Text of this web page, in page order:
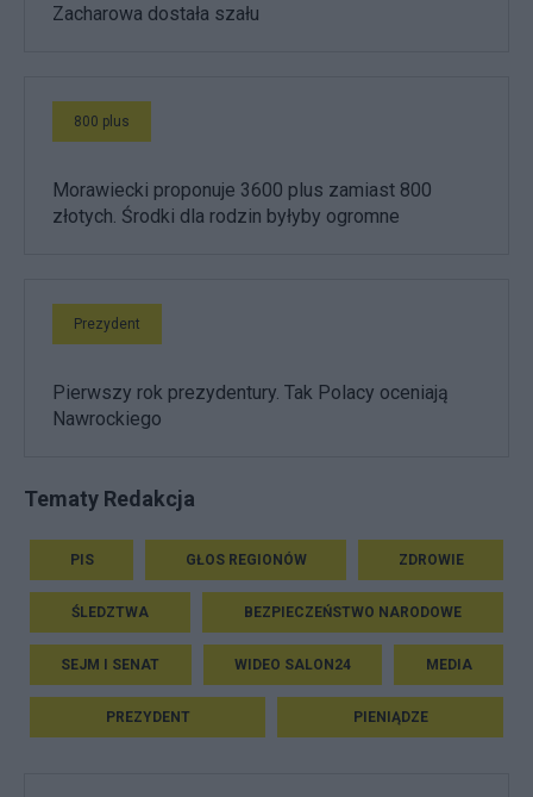
Zacharowa dostała szału
800 plus
Morawiecki proponuje 3600 plus zamiast 800
złotych. Środki dla rodzin byłyby ogromne
Prezydent
Pierwszy rok prezydentury. Tak Polacy oceniają
Nawrockiego
Tematy Redakcja
PIS GŁOS REGIONÓW ZDROWIE
ŚLEDZTWA BEZPIECZEŃSTWO NARODOWE
SEJM I SENAT WIDEO SALON24 MEDIA
PREZYDENT PIENIĄDZE